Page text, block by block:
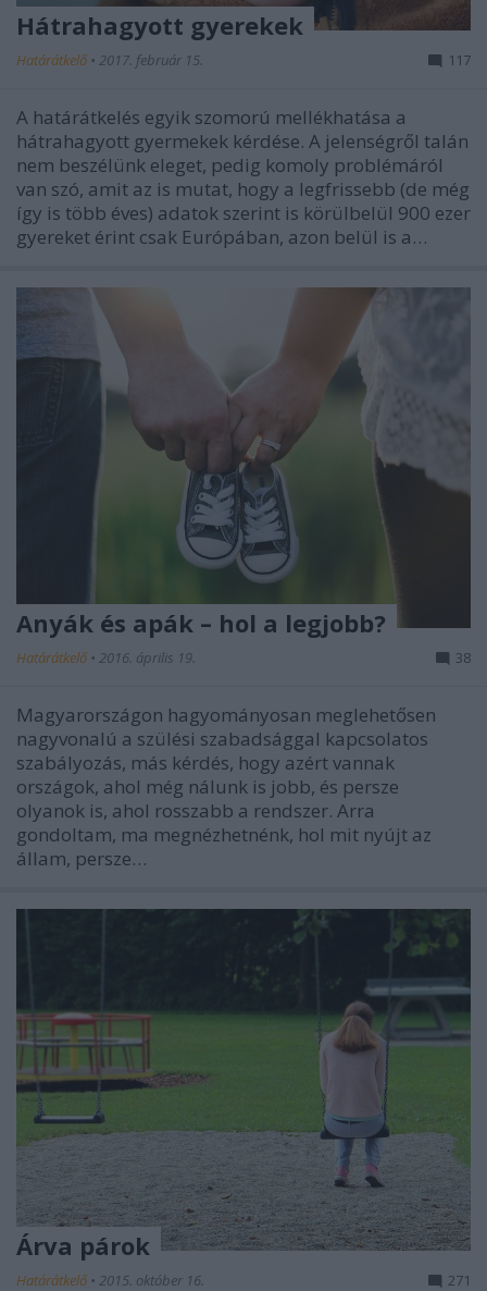
Hátrahagyott gyerekek
Határátkelő • 2017. február 15. 117
A határátkelés egyik szomorú mellékhatása a
hátrahagyott gyermekek kérdése. A jelenségről talán
nem beszélünk eleget, pedig komoly problémáról
van szó, amit az is mutat, hogy a legfrissebb (de még
így is több éves) adatok szerint is körülbelül 900 ezer
gyereket érint csak Európában, azon belül is a…
Anyák és apák – hol a legjobb?
Határátkelő • 2016. április 19. 38
Magyarországon hagyományosan meglehetősen
nagyvonalú a szülési szabadsággal kapcsolatos
szabályozás, más kérdés, hogy azért vannak
országok, ahol még nálunk is jobb, és persze
olyanok is, ahol rosszabb a rendszer. Arra
gondoltam, ma megnézhetnénk, hol mit nyújt az
állam, persze…
Árva párok
Határátkelő • 2015. október 16. 271